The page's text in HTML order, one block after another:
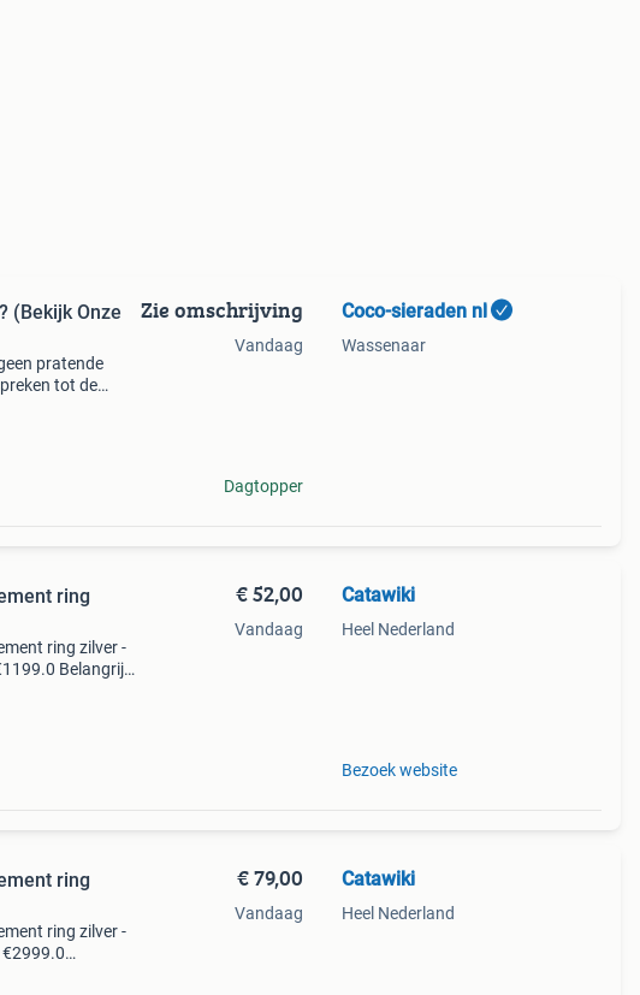
(Bekijk Onze
pratende
tot de
Zie omschrijving
Vandaag
Dagtopper
Coco-sieraden nl
Wassenaar
ring
ring zilver -
Belangrijk:
€ 52,00
Vandaag
Catawiki
Heel Nederland
Bezoek website
ring
ring zilver -
€ 79,00
Vandaag
Catawiki
Heel Nederland